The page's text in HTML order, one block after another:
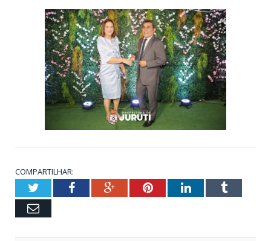
COMPARTILHAR:
TwitterFacebookGoogle+PinterestLinkedInTumblr
Email